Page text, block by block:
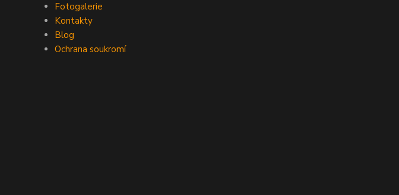
Fotogalerie
Kontakty
Blog
Ochrana soukromí